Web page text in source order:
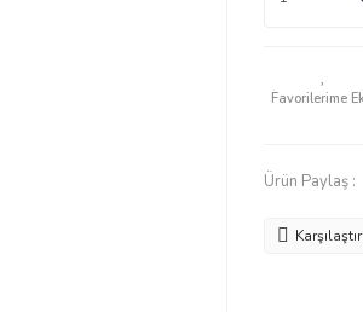
Ürün Paylaş :
Karşılaştır